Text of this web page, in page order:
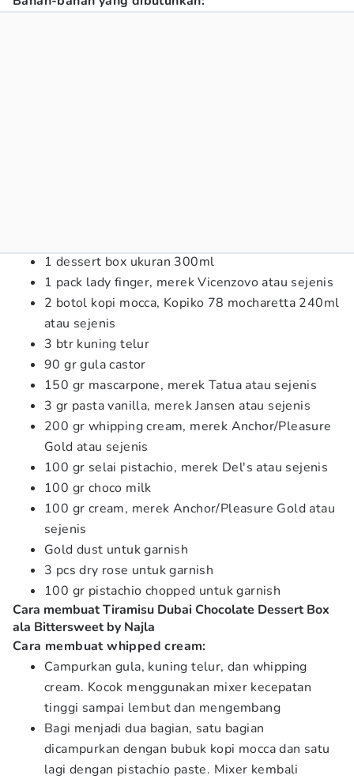
1 dessert box ukuran 300ml
1 pack lady finger, merek Vicenzovo atau sejenis
2 botol kopi mocca, Kopiko 78 mocharetta 240ml
atau sejenis
3 btr kuning telur
90 gr gula castor
150 gr mascarpone, merek Tatua atau sejenis
3 gr pasta vanilla, merek Jansen atau sejenis
200 gr whipping cream, merek Anchor/Pleasure
Gold atau sejenis
100 gr selai pistachio, merek Del's atau sejenis
100 gr choco milk
100 gr cream, merek Anchor/Pleasure Gold atau
sejenis
Gold dust untuk garnish
3 pcs dry rose untuk garnish
100 gr pistachio chopped untuk garnish
Cara membuat Tiramisu Dubai Chocolate Dessert Box
ala Bittersweet by Najla
Cara membuat whipped cream:
Campurkan gula, kuning telur, dan whipping
cream. Kocok menggunakan mixer kecepatan
tinggi sampai lembut dan mengembang
Bagi menjadi dua bagian, satu bagian
dicampurkan dengan bubuk kopi mocca dan satu
lagi dengan pistachio paste. Mixer kembali